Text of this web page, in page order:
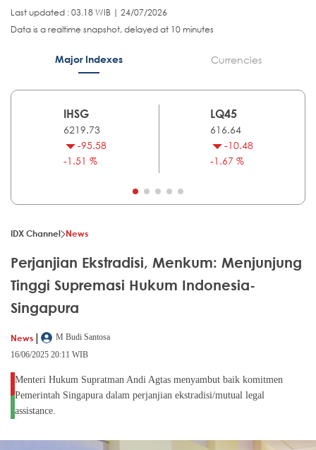
Last updated : 03.18 WIB | 24/07/2026
Data is a realtime snapshot, delayed at 10 minutes
Major Indexes Currencies
IHSG
6219.73
-95.58
-1.51 %
LQ45
616.64
-10.48
-1.67 %
IDX Channel News
Perjanjian Ekstradisi, Menkum: Menjunjung
Tinggi Supremasi Hukum Indonesia-
Singapura
News |
M Budi Santosa
16/06/2025 20:11 WIB
Menteri Hukum Supratman Andi Agtas menyambut baik komitmen
Pemerintah Singapura dalam perjanjian ekstradisi/mutual legal
assistance.